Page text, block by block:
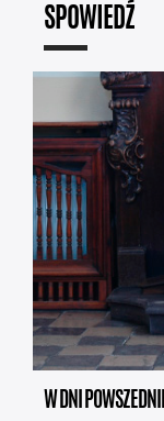
SPOWIEDŹ
W DNI